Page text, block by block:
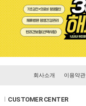
회사소개 이용약관
l CUSTOMER CENTER